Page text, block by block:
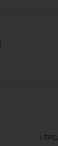
i-